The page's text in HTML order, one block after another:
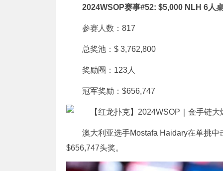
2024WSOP赛事#52: $5,000 NLH 6人
参赛人数：817
总奖池：$ 3,762,800
奖励圈：123人
冠军奖励：$656,747
澳大利亚选手Mostafa Haidary在单挑
$656,747头奖。